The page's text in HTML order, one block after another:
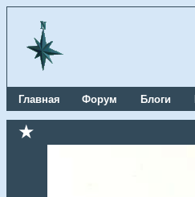
Главная Форум Блоги
★